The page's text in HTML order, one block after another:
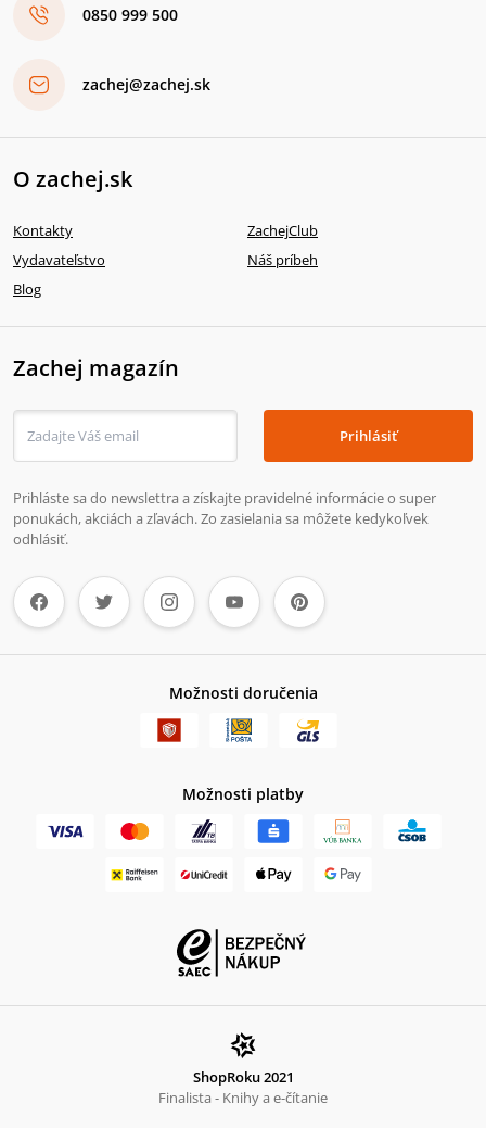
0850 999 500
zachej@zachej.sk
O zachej.sk
Kontakty
ZachejClub
Vydavateľstvo
Náš príbeh
Blog
Zachej magazín
Prihlásiť
Prihláste sa do newslettra a získajte pravidelné informácie o super
ponukách, akciách a zľavách. Zo zasielania sa môžete kedykoľvek
odhlásiť.
Možnosti doručenia
Možnosti platby
ShopRoku 2021
Finalista - Knihy a e-čítanie